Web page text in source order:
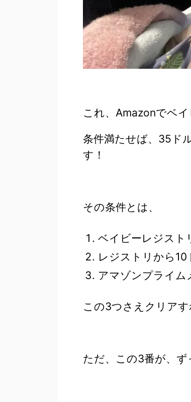
これ、Amazonでベ
条件満たせば、35ド
す！
その条件とは、
ベイビーレジスト
レジストリから
アマゾンプライム
この3つさえクリア
ただ、この3番が、